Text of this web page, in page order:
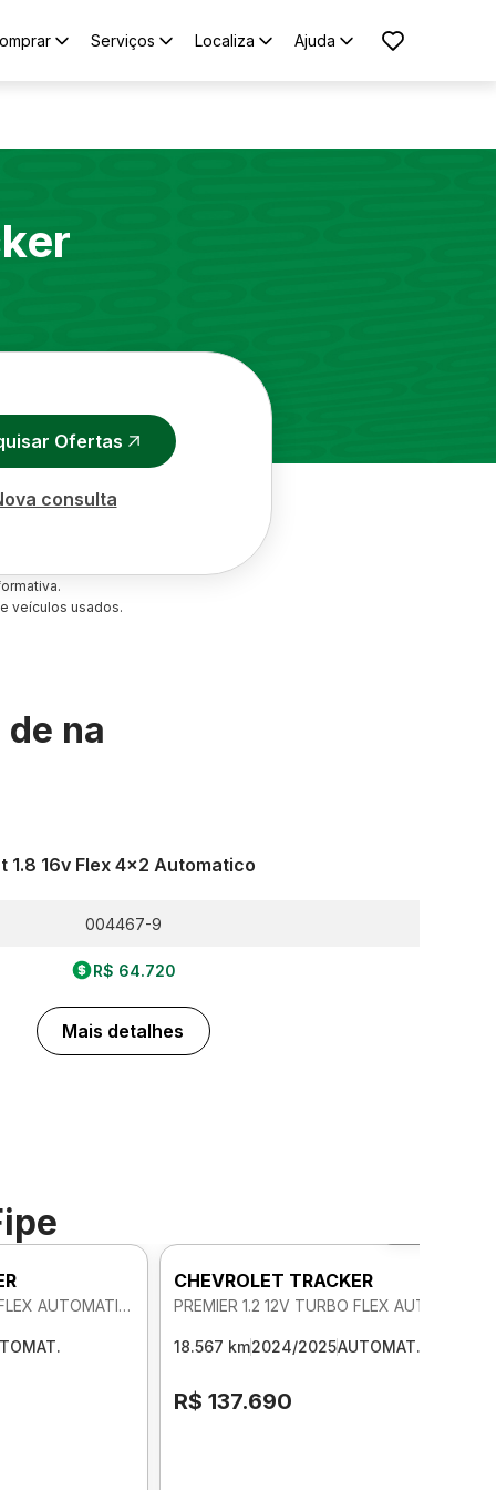
Serviços Localiza Ajuda
Ofertas
consulta
veículos usados.
de na
1.8 16v Flex 4x2 Automatico
004467-9
R$ 64.720
Mais detalhes
PREMIER 1.2 12V TURBO FLEX AUTOMATICO
CHEVROLET TRACKER
18.567 km2024/2025AUTOMAT.
R$ 137.690